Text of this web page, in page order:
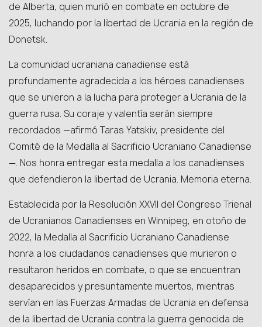
de Alberta, quien murió en combate en octubre de
2025, luchando por la libertad de Ucrania en la región de
Donetsk.
La comunidad ucraniana canadiense está
profundamente agradecida a los héroes canadienses
que se unieron a la lucha para proteger a Ucrania de la
guerra rusa. Su coraje y valentía serán siempre
recordados —afirmó Taras Yatskiv, presidente del
Comité de la Medalla al Sacrificio Ucraniano Canadiense
—. Nos honra entregar esta medalla a los canadienses
que defendieron la libertad de Ucrania. Memoria eterna.
Establecida por la Resolución XXVII del Congreso Trienal
de Ucranianos Canadienses en Winnipeg, en otoño de
2022, la Medalla al Sacrificio Ucraniano Canadiense
honra a los ciudadanos canadienses que murieron o
resultaron heridos en combate, o que se encuentran
desaparecidos y presuntamente muertos, mientras
servían en las Fuerzas Armadas de Ucrania en defensa
de la libertad de Ucrania contra la guerra genocida de